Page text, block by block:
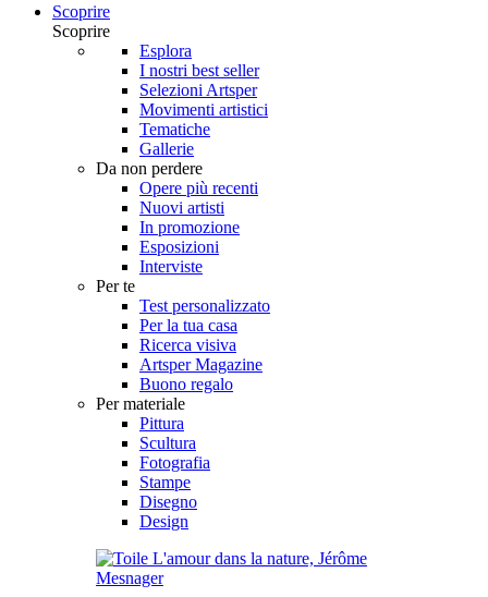
Scoprire
Scoprire
Esplora
I nostri best seller
Selezioni Artsper
Movimenti artistici
Tematiche
Gallerie
Da non perdere
Opere più recenti
Nuovi artisti
In promozione
Esposizioni
Interviste
Per te
Test personalizzato
Per la tua casa
Ricerca visiva
Artsper Magazine
Buono regalo
Per materiale
Pittura
Scultura
Fotografia
Stampe
Disegno
Design